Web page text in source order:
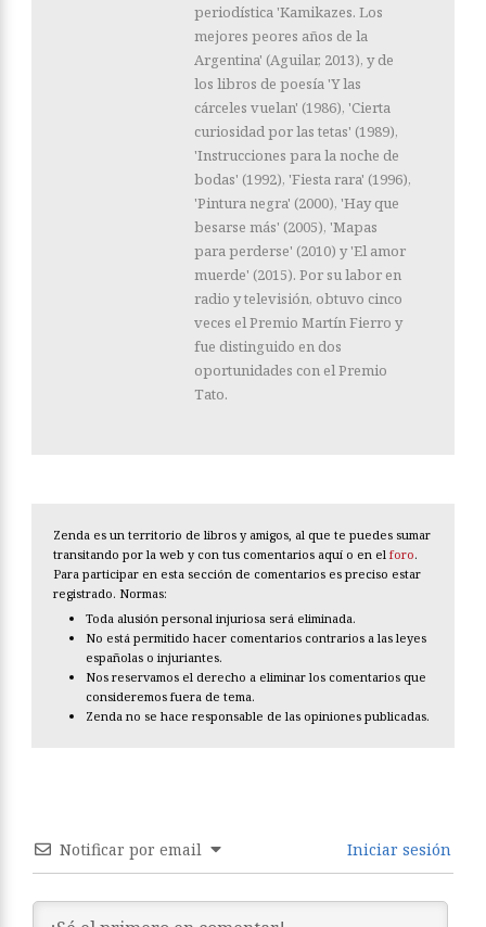
periodística 'Kamikazes. Los
mejores peores años de la
Argentina' (Aguilar, 2013), y de
los libros de poesía 'Y las
cárceles vuelan' (1986), 'Cierta
curiosidad por las tetas' (1989),
'Instrucciones para la noche de
bodas' (1992), 'Fiesta rara' (1996),
'Pintura negra' (2000), 'Hay que
besarse más' (2005), 'Mapas
para perderse' (2010) y 'El amor
muerde' (2015). Por su labor en
radio y televisión, obtuvo cinco
veces el Premio Martín Fierro y
fue distinguido en dos
oportunidades con el Premio
Tato.
Zenda es un territorio de libros y amigos, al que te puedes sumar
transitando por la web y con tus comentarios aquí o en el foro.
Para participar en esta sección de comentarios es preciso estar
registrado. Normas:
Toda alusión personal injuriosa será eliminada.
No está permitido hacer comentarios contrarios a las leyes
españolas o injuriantes.
Nos reservamos el derecho a eliminar los comentarios que
consideremos fuera de tema.
Zenda no se hace responsable de las opiniones publicadas.
Notificar por email Iniciar sesión